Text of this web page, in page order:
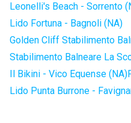
Leonelli's Beach - Sorrento
Lido Fortuna - Bagnoli (NA)
Golden Cliff Stabilimento
Stabilimento Balneare La
Il Bikini - Vico Equense (NA)
Lido Punta Burrone -